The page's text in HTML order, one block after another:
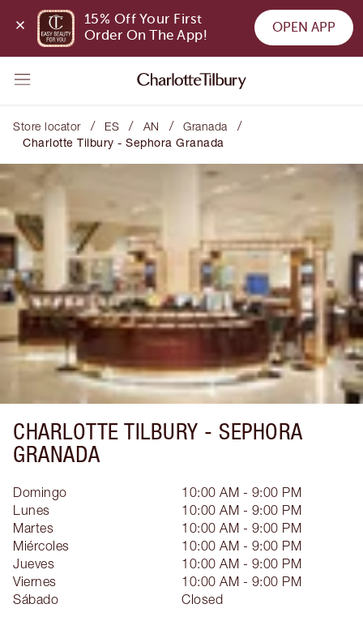
15% Off Your First
Order On The App!
OPEN APP
Store locator / ES / AN / Granada /
Charlotte Tilbury - Sephora Granada
CHARLOTTE TILBURY - SEPHORA
GRANADA
Domingo
10:00 AM - 9:00 PM
Lunes
10:00 AM - 9:00 PM
Martes
10:00 AM - 9:00 PM
Miércoles
10:00 AM - 9:00 PM
Jueves
10:00 AM - 9:00 PM
Viernes
10:00 AM - 9:00 PM
Sábado
Closed